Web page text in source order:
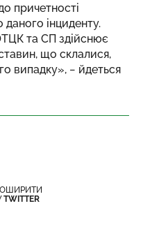
причетності
інциденту.
та СП здійснює
що склалися,
випадку», − йдеться
TWITTER